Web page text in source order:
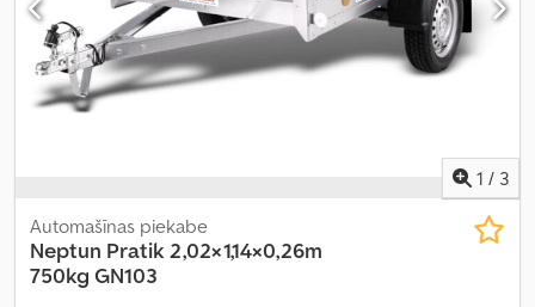
1 / 3
Automašīnas piekabe
Neptun Pratik 2,02×1,14×0,26m
750kg GN103